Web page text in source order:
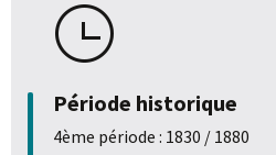
Période historique
4ème période : 1830 / 1880